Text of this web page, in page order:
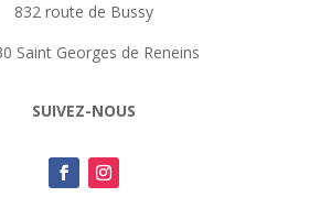
832 route de Bussy
Saint Georges de Reneins
SUIVEZ-NOUS